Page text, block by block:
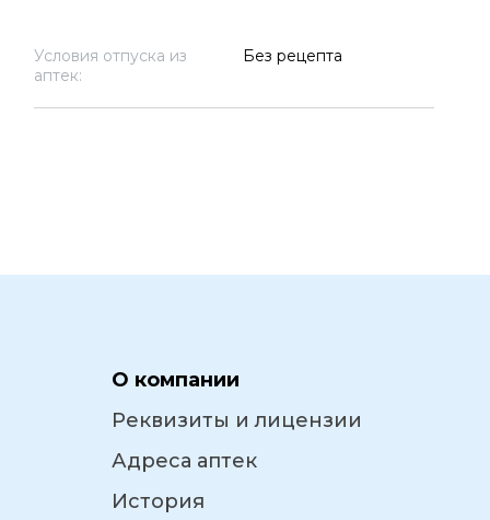
Условия отпуска из
аптек:
Без рецепта
О компании
Реквизиты и лицензии
Адреса аптек
История